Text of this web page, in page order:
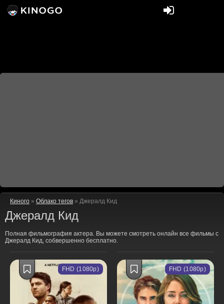
Киного » Облако тегов » Джералд Кид
Джералд Кид
Полная фильмография актера. Вы можете смотреть онлайн все фильмы с
Джералд Кид, собвершенно бесплатно.
FHD (1080p) FHD (1080p)